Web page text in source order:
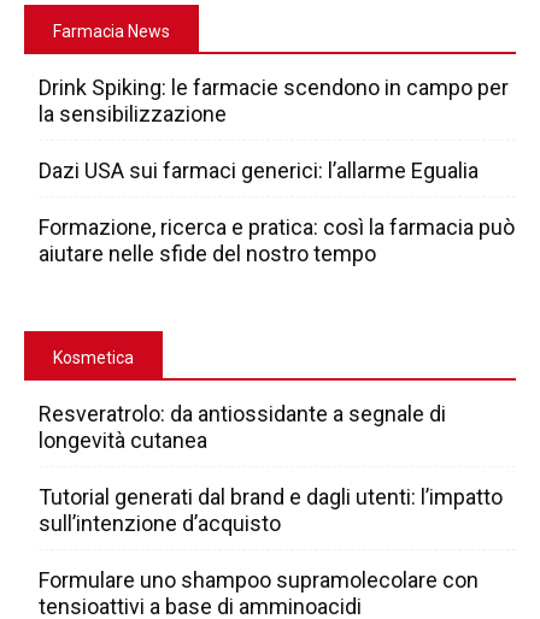
Farmacia News
Drink Spiking: le farmacie scendono in campo per
la sensibilizzazione
Dazi USA sui farmaci generici: l’allarme Egualia
Formazione, ricerca e pratica: così la farmacia può
aiutare nelle sfide del nostro tempo
Kosmetica
Resveratrolo: da antiossidante a segnale di
longevità cutanea
Tutorial generati dal brand e dagli utenti: l’impatto
sull’intenzione d’acquisto
Formulare uno shampoo supramolecolare con
tensioattivi a base di amminoacidi